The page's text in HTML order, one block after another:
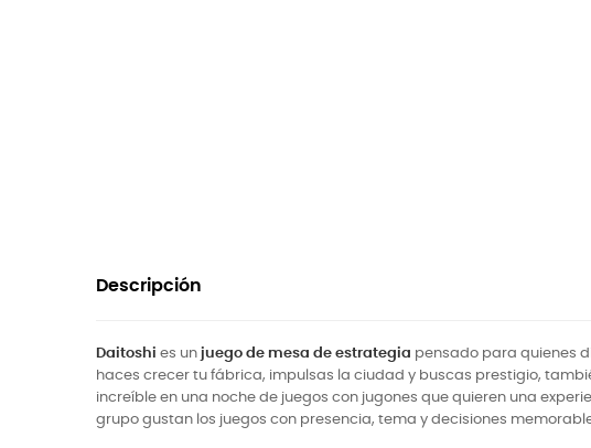
Descripción
Daitoshi es un juego de mesa de estrategia pensado para quienes
haces crecer tu fábrica, impulsas la ciudad y buscas prestigio,
increíble en una noche de juegos con jugones que quieren una
grupo gustan los juegos con presencia, tema y decisiones